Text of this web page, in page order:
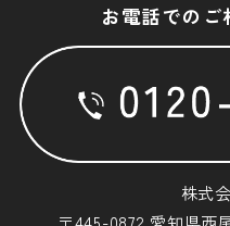
お電話での
株式